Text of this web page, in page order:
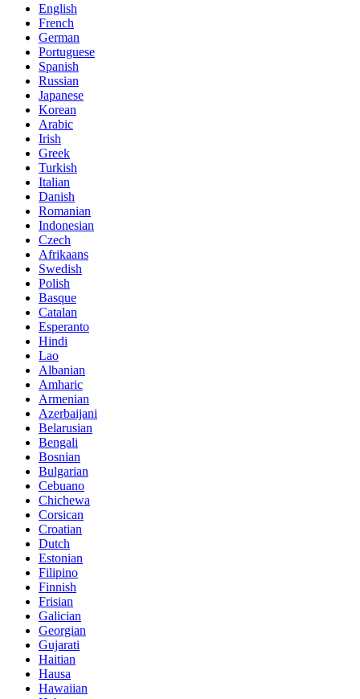
English
French
German
Portuguese
Spanish
Russian
Japanese
Korean
Arabic
Irish
Greek
Turkish
Italian
Danish
Romanian
Indonesian
Czech
Afrikaans
Swedish
Polish
Basque
Catalan
Esperanto
Hindi
Lao
Albanian
Amharic
Armenian
Azerbaijani
Belarusian
Bengali
Bosnian
Bulgarian
Cebuano
Chichewa
Corsican
Croatian
Dutch
Estonian
Filipino
Finnish
Frisian
Galician
Georgian
Gujarati
Haitian
Hausa
Hawaiian